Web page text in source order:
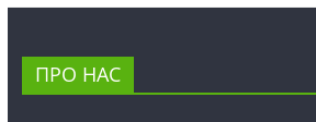
ПРО НАС